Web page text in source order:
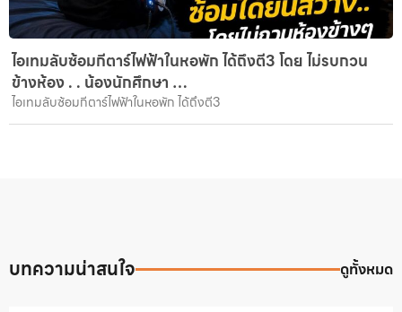
ไอเทมลับซ้อมกีตาร์ไฟฟ้าในหอพัก ได้ถึงตี3 โดย ไม่รบกวน
ข้างห้อง . . น้องนักศึกษา …
ไอเทมลับซ้อมกีตาร์ไฟฟ้าในหอพัก ได้ถึงตี3
บทความน่าสนใจ ดูทั้งหมด